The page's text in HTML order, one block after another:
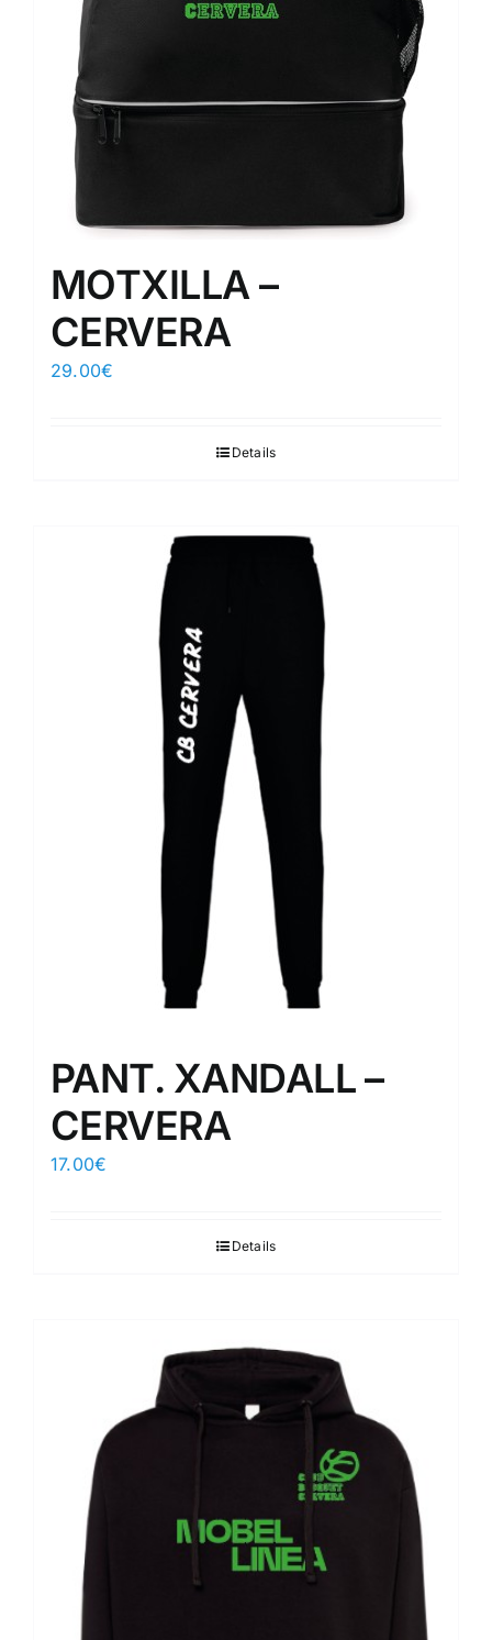
CATÁLOGOS
MOTXILLA –
CERVERA
29.00€
Details
PANT. XANDALL –
CERVERA
17.00€
Details